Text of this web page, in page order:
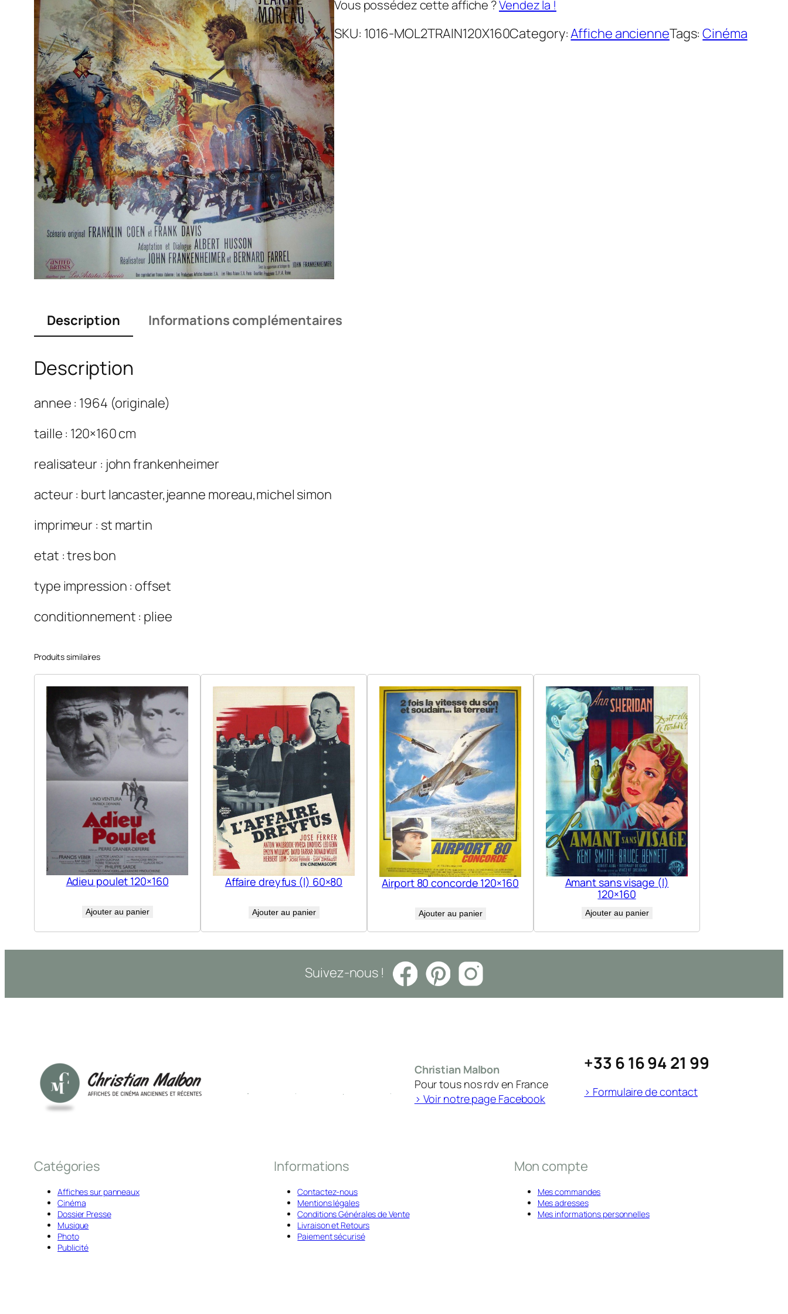
Vous possédez cette affiche ?Vendez la !
SKU: 1016-MOL2TRAIN120X160Category:Affiche ancienneTags:Cinéma
Description Informations complémentaires
Description
annee : 1964 (originale)
taille : 120×160 cm
realisateur : john frankenheimer
acteur : burt lancaster,jeanne moreau,michel simon
imprimeur : st martin
etat : tres bon
type impression : offset
conditionnement : pliee
Produits similaires
Adieu poulet 120×160
Ajouter au panier
Affaire dreyfus (l) 60×80
Ajouter au panier
Airport 80 concorde 120×160
Ajouter au panier
Amant sans visage (l)
120×160
Ajouter au panier
Suivez-nous !
Christian Malbon
Pour tous nos rdv en France
> Voir notre page Facebook
+33 6 16 94 21 99
> Formulaire de contact
Catégories
Affiches sur panneaux
Cinéma
Dossier Presse
Musique
Photo
Publicité
Informations
Contactez-nous
Mentions légales
Conditions Générales de Vente
Livraison et Retours
Paiement sécurisé
Mon compte
Mes commandes
Mes adresses
Mes informations personnelles